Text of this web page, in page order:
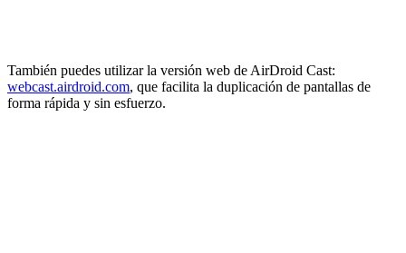
También puedes utilizar la versión web de AirDroid Cast:
webcast.airdroid.com, que facilita la duplicación de pantallas de
forma rápida y sin esfuerzo.